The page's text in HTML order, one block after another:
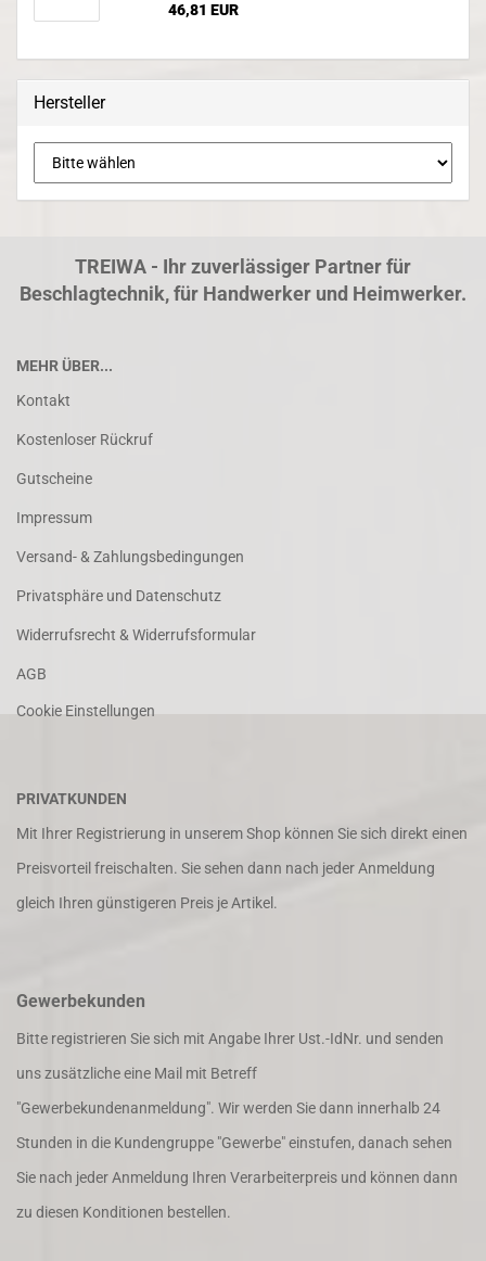
46,81 EUR
Hersteller
TREIWA - Ihr zuverlässiger Partner für
Beschlagtechnik, für Handwerker und Heimwerker.
MEHR ÜBER...
Kontakt
Kostenloser Rückruf
Gutscheine
Impressum
Versand- & Zahlungsbedingungen
Privatsphäre und Datenschutz
Widerrufsrecht & Widerrufsformular
AGB
Cookie Einstellungen
PRIVATKUNDEN
Mit Ihrer Registrierung in unserem Shop können Sie sich direkt einen
Preisvorteil freischalten. Sie sehen dann nach jeder Anmeldung
gleich Ihren günstigeren Preis je Artikel.
Gewerbekunden
Bitte registrieren Sie sich mit Angabe Ihrer Ust.-IdNr. und senden
uns zusätzliche eine Mail mit Betreff
"Gewerbekundenanmeldung". Wir werden Sie dann innerhalb 24
Stunden in die Kundengruppe "Gewerbe" einstufen, danach sehen
Sie nach jeder Anmeldung Ihren Verarbeiterpreis und können dann
zu diesen Konditionen bestellen.